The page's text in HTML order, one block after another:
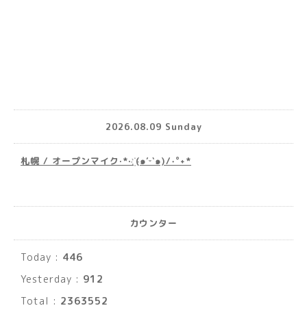
2026.08.09 Sunday
札幌 / オープンマイク·*· ҉(๑′ᵕ‵๑)/‧˚︎˖*
カウンター
Today : 446
Yesterday : 912
Total : 2363552